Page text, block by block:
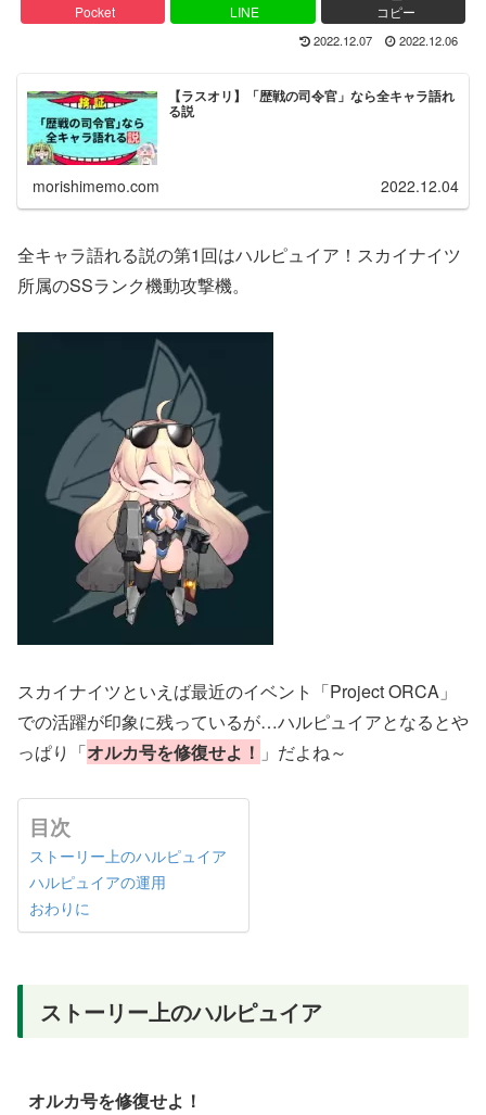
Pocket LINE コピー
2022.12.07 2022.12.06
【ラスオリ】「歴戦の司令官」なら全キャラ語れ
る説
morishimemo.com 2022.12.04
全キャラ語れる説の第1回はハルピュイア！スカイナイツ
所属のSSランク機動攻撃機。
スカイナイツといえば最近のイベント「Project ORCA」
での活躍が印象に残っているが…ハルピュイアとなるとや
っぱり「オルカ号を修復せよ！ 」だよね～
目次
ストーリー上のハルピュイア
ハルピュイアの運用
おわりに
ストーリー上のハルピュイア
オルカ号を修復せよ！